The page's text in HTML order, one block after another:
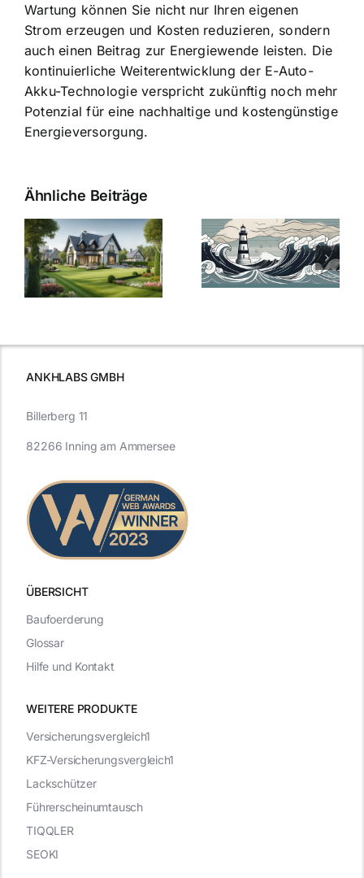
Wartung können Sie nicht nur Ihren eigenen
Strom erzeugen und Kosten reduzieren, sondern
auch einen Beitrag zur Energiewende leisten. Die
kontinuierliche Weiterentwicklung der E-Auto-
Akku-Technologie verspricht zukünftig noch mehr
Potenzial für eine nachhaltige und kostengünstige
Energieversorgung.
Ähnliche Beiträge
Bauzinsen im
Sturm: Die
aktuelle
Entwicklung
Die Evolution
der
Bauzinsen: Ein
Blick in die
ANKHLABS GMBH
ÜBERSICHT
WEITERE PRODUKTE
Versicherungsvergleich1
KFZ-Versicherungsvergleich1
Lackschützer
Führerscheinumtausch
TIQQLER
SEOKI
Billerberg 11
82266 Inning am Ammersee
Baufoerderung
Glossar
Hilfe und Kontakt